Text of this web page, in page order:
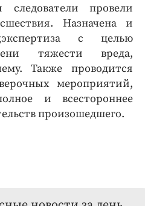
провели
Назначена и
с целью
тяжести вреда,
Также проводится
мероприятий,
и всестороннее
произошедшего.